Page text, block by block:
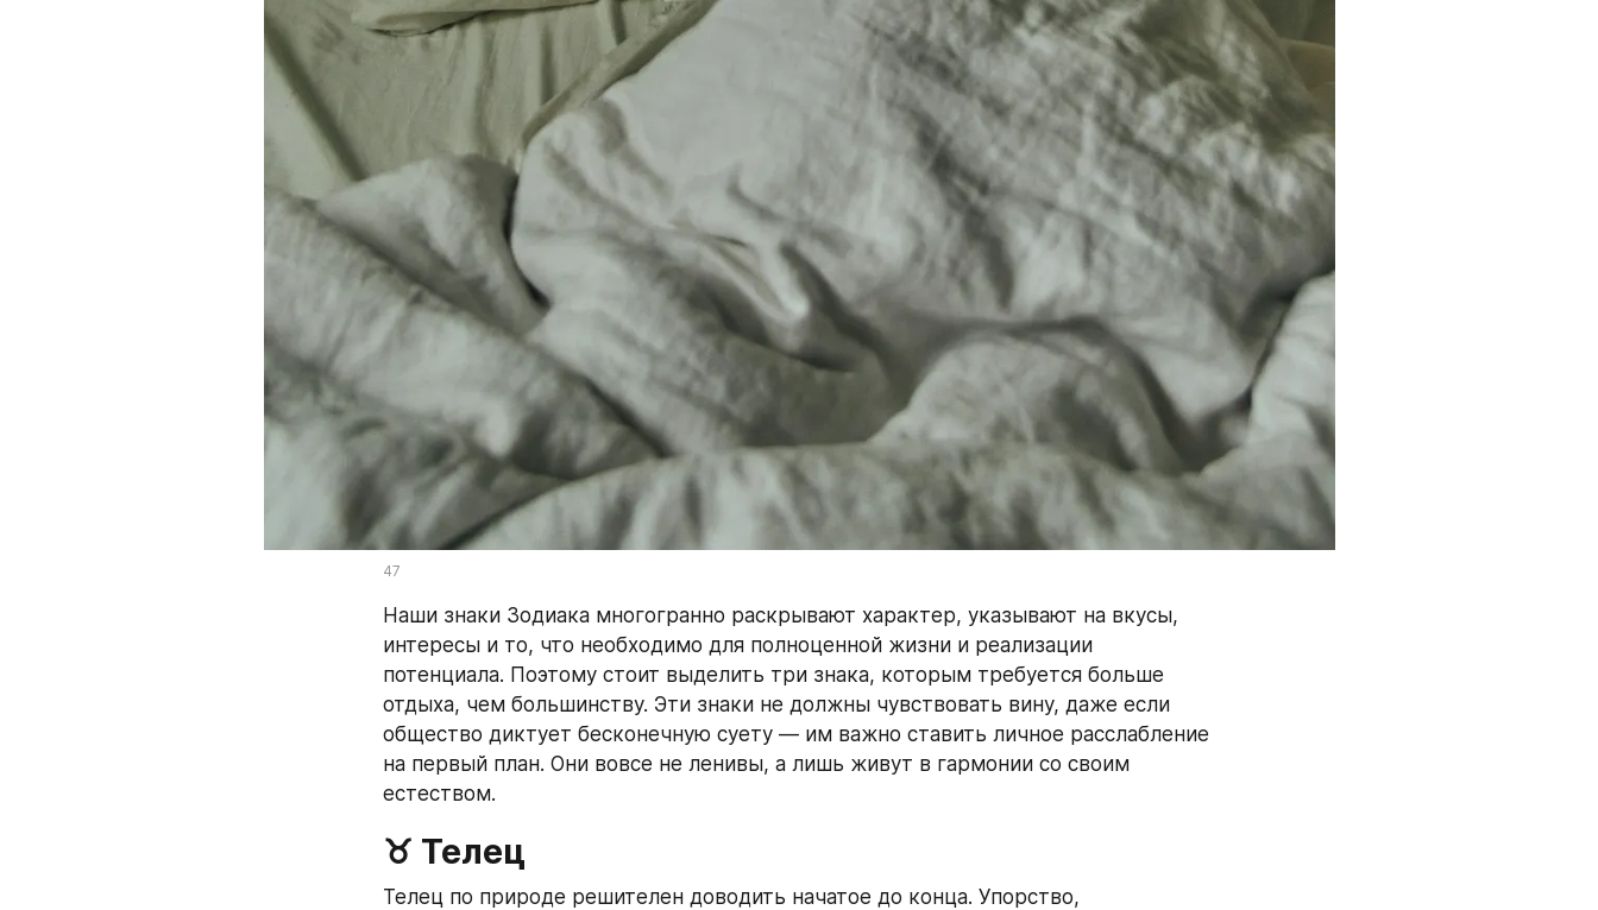
47
Наши знаки Зодиака многогранно раскрывают характер, указывают на вкусы,
интересы и то, что необходимо для полноценной жизни и реализации
потенциала. Поэтому стоит выделить три знака, которым требуется больше
отдыха, чем большинству. Эти знаки не должны чувствовать вину, даже если
общество диктует бесконечную суету — им важно ставить личное расслабление
на первый план. Они вовсе не ленивы, а лишь живут в гармонии со своим
естеством.
♉ Телец
Телец по природе решителен доводить начатое до конца. Упорство,